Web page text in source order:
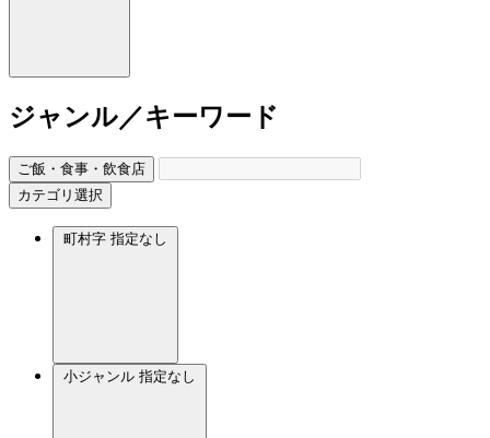
ジャンル／キーワード
ご飯・食事・飲食店
カテゴリ選択
町村字 指定なし
小ジャンル 指定なし